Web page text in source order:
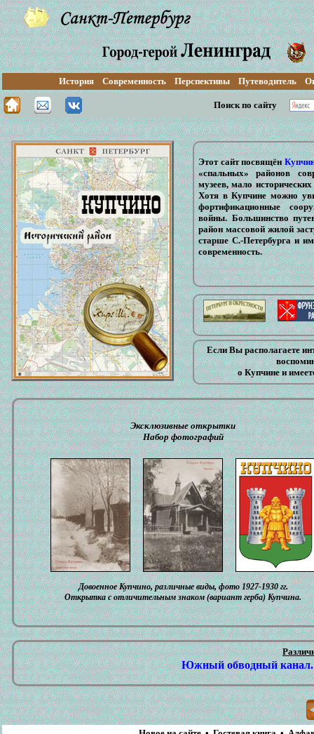
История Современность Перспективы Путеводитель
Поиск по сайту
Этот сайт посвящён
«спальных» районов
музеев, мало
Хотя в Купчине можно
фортификационные
войны. Большинство
район массовой жилой
старше С.-Петербурга и
современность.
Если Вы располагаете
о Купчине и
Эксклюзивные открытки
Набор фотографий
Довоенное Купчино, различные виды, фото 1927-1930 гг.
Открытка с отличительным знаком (вариант герба) Купчина.
Южный обводный канал.